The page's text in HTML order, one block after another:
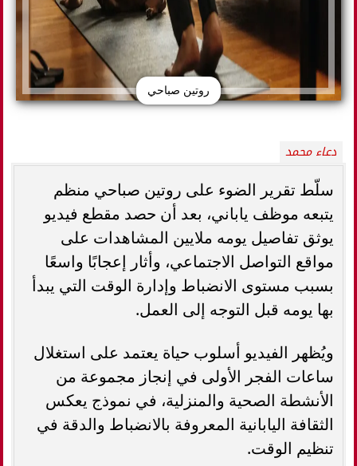
روتين صباحي
دعاء محمد
سلّط تقرير الضوء على روتين صباحي منظم
يتبعه موظف ياباني، بعد أن حصد مقطع فيديو
يوثق تفاصيل يومه ملايين المشاهدات على
مواقع التواصل الاجتماعي، وأثار إعجابًا واسعًا
بسبب مستوى الانضباط وإدارة الوقت التي يبدأ
بها يومه قبل التوجه إلى العمل.
ويُظهر الفيديو أسلوب حياة يعتمد على استغلال
ساعات الفجر الأولى في إنجاز مجموعة من
الأنشطة الصحية والمنزلية، في نموذج يعكس
الثقافة اليابانية المعروفة بالانضباط والدقة في
تنظيم الوقت.